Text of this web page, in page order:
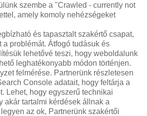
szembe a "Crawled - currently not
amely komoly nehézségeket
és tapasztalt szakértő csapat,
a problémát. Átfogó tudásuk és
lehetővé teszi, hogy weboldalunk
leghatékonyabb módon történjen.
felmérése. Partnerünk részletesen
Console adatait, hogy feltárja a
Lehet, hogy egyszerű technikai
akár tartalmi kérdések állnak a
az ok, Partnerünk szakértői